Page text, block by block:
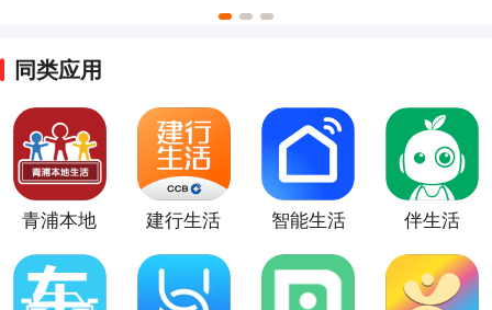
同类应用
青浦本地
建行生活
智能生活
伴生活